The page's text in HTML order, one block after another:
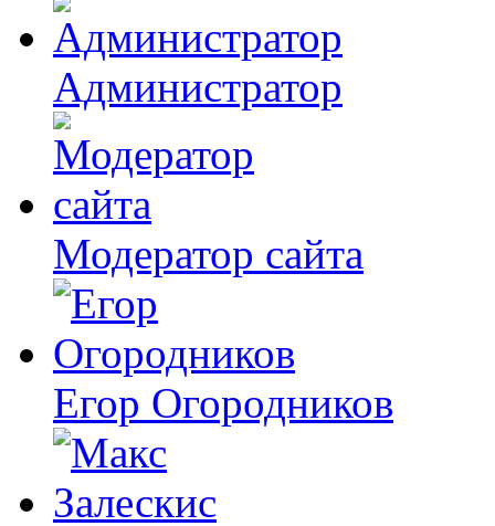
Администратор
Модератор сайта
Егор Огородников